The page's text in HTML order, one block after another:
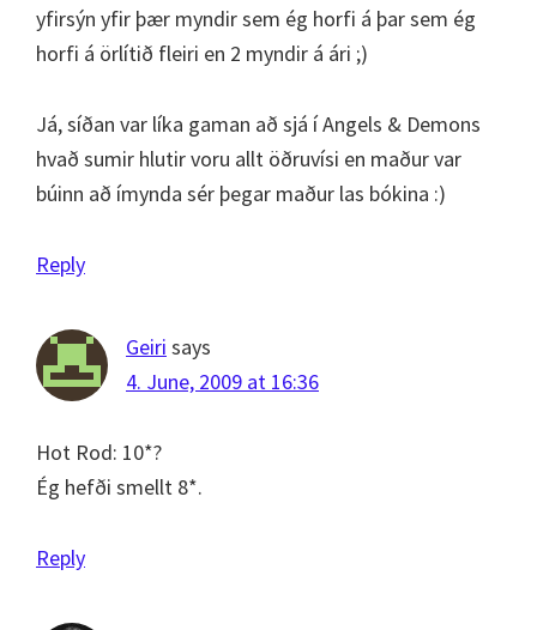
yfirsýn yfir þær myndir sem ég horfi á þar sem ég
horfi á örlítið fleiri en 2 myndir á ári ;)
Já, síðan var líka gaman að sjá í Angels & Demons
hvað sumir hlutir voru allt öðruvísi en maður var
búinn að ímynda sér þegar maður las bókina :)
Reply
Geiri says
4. June, 2009 at 16:36
Hot Rod: 10*?
Ég hefði smellt 8*.
Reply